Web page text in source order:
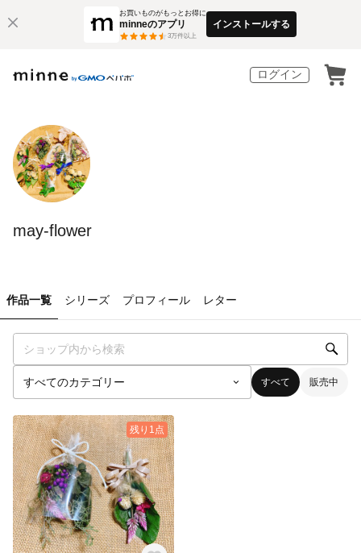
お買いものがもっとお得に
minneのアプリ
3万件以上
インストールする
ログイン
may-flower
作品一覧 シリーズ プロフィール レター
すべて 販売中
残り1点